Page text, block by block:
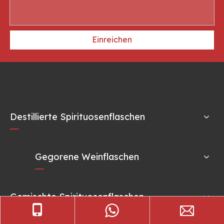
Einreichen
Destillierte Spirituosenflaschen
Gegorene Weinflaschen
Gemischte Spirituosenflaschen